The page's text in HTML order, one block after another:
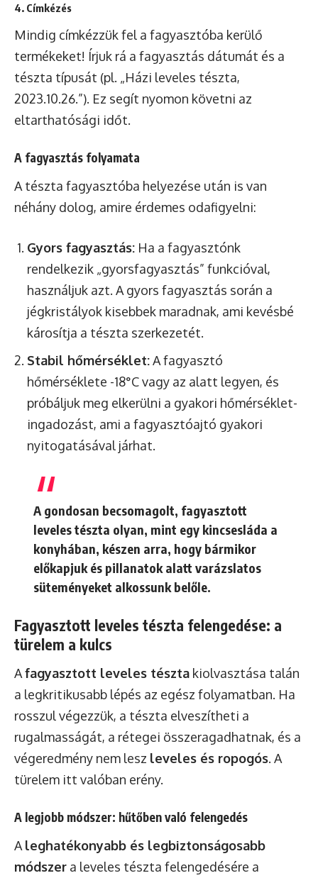
4. Címkézés
Mindig címkézzük fel a fagyasztóba kerülő
termékeket! Írjuk rá a fagyasztás dátumát és a
tészta típusát (pl. „Házi leveles tészta,
2023.10.26.”). Ez segít nyomon követni az
eltarthatósági időt.
A fagyasztás folyamata
A tészta fagyasztóba helyezése után is van
néhány dolog, amire érdemes odafigyelni:
Gyors fagyasztás: Ha a fagyasztónk
rendelkezik „gyorsfagyasztás” funkcióval,
használjuk azt. A gyors fagyasztás során a
jégkristályok kisebbek maradnak, ami kevésbé
károsítja a tészta szerkezetét.
Stabil hőmérséklet:A fagyasztó
hőmérséklete -18°C vagy az alatt legyen, és
próbáljuk meg elkerülni a gyakori hőmérséklet-
ingadozást, ami a fagyasztóajtó gyakori
nyitogatásával járhat.
A gondosan becsomagolt, fagyasztott
leveles tészta olyan, mint egy kincsesláda a
konyhában, készen arra, hogy bármikor
előkapjuk és pillanatok alatt varázslatos
süteményeket alkossunk belőle.
Fagyasztott leveles tészta felengedése: a
türelem a kulcs
Afagyasztott leveles tészta kiolvasztása talán
a legkritikusabb lépés az egész folyamatban. Ha
rosszul végezzük, a tészta elveszítheti a
rugalmasságát, a rétegei összeragadhatnak, és a
végeredmény nem lesz leveles és ropogós. A
türelem itt valóban erény.
A legjobb módszer: hűtőben való felengedés
A leghatékonyabb és legbiztonságosabb
módszer a leveles tészta felengedésére a